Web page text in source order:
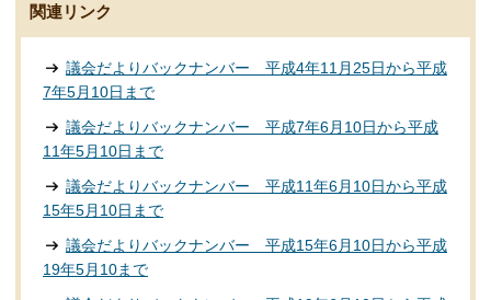
関連リンク
議会だよりバックナンバー 平成4年11月25日から平成
7年5月10日まで
議会だよりバックナンバー 平成7年6月10日から平成
11年5月10日まで
議会だよりバックナンバー 平成11年6月10日から平成
15年5月10日まで
議会だよりバックナンバー 平成15年6月10日から平成
19年5月10まで